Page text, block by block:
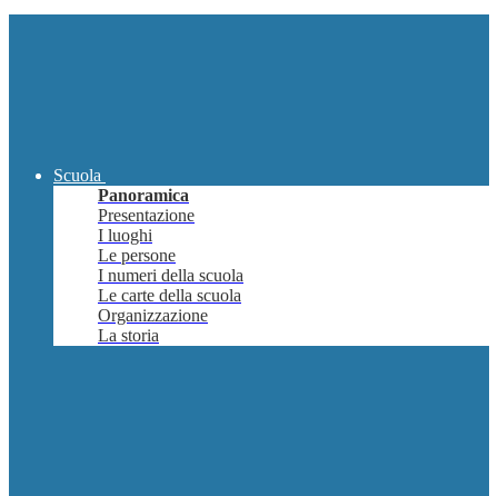
Scuola
Panoramica
Presentazione
I luoghi
Le persone
I numeri della scuola
Le carte della scuola
Organizzazione
La storia